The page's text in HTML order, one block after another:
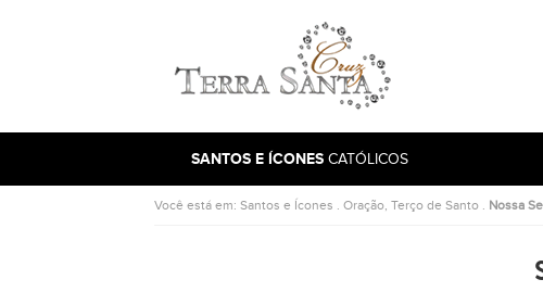
Ir para a página inicial
SANTOS E ÍCONES CATÓLICOS
Você está em: Santos e Ícones . Oração, Terço de Santo . Nossa